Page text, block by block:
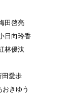
啓亮
向玲香
優汰
愛歩
きゆう